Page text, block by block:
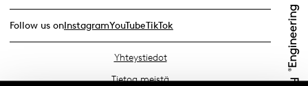
Follow us onInstagramYouTubeTikTok
Yhteystiedot
Tietoa meistä